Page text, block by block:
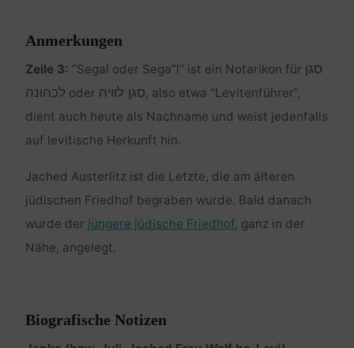
Anmerkungen
Zeile 3: “Segal oder Sega”l” ist ein Notarikon für סגן
לכהונה oder סגן לוויה, also etwa “Levitenführer”,
dient auch heute als Nachname und weist jedenfalls
auf levitische Herkunft hin.
Jached Austerlitz ist die Letzte, die am älteren
jüdischen Friedhof begraben wurde. Bald danach
wurde der jüngere jüdische Friedhof, ganz in der
Nähe, angelegt.
Biografische Notizen